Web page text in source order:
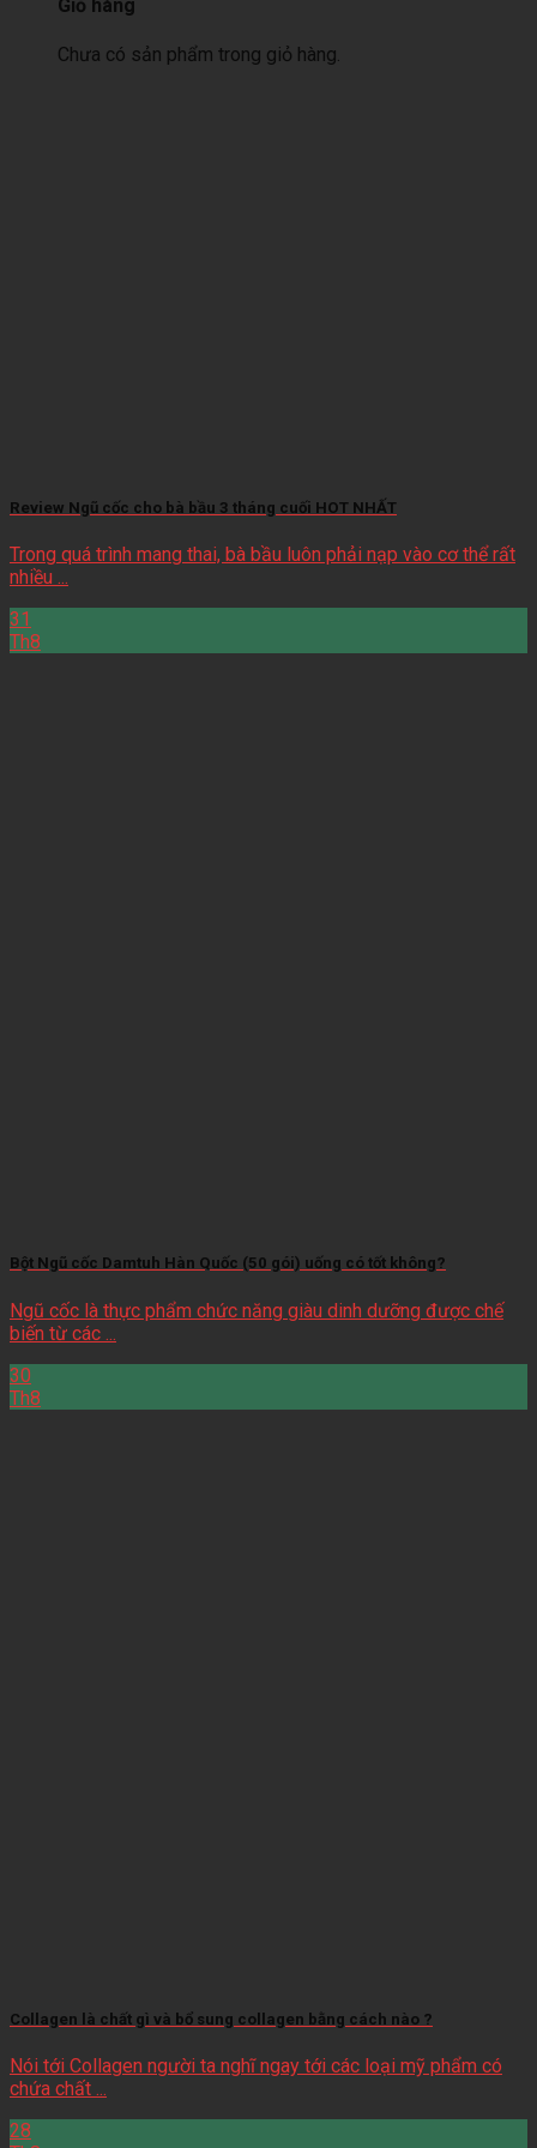
Giỏ hàng
Chưa có sản phẩm trong giỏ hàng.
Review Ngũ cốc cho bà bầu 3 tháng cuối HOT NHẤT
Trong quá trình mang thai, bà bầu luôn phải nạp vào cơ thể rất
nhiều ...
31
Th8
Bột Ngũ cốc Damtuh Hàn Quốc (50 gói) uống có tốt không?
Ngũ cốc là thực phẩm chức năng giàu dinh dưỡng được chế
biến từ các ...
30
Th8
Collagen là chất gì và bổ sung collagen bằng cách nào ?
Nói tới Collagen người ta nghĩ ngay tới các loại mỹ phẩm có
chứa chất ...
28